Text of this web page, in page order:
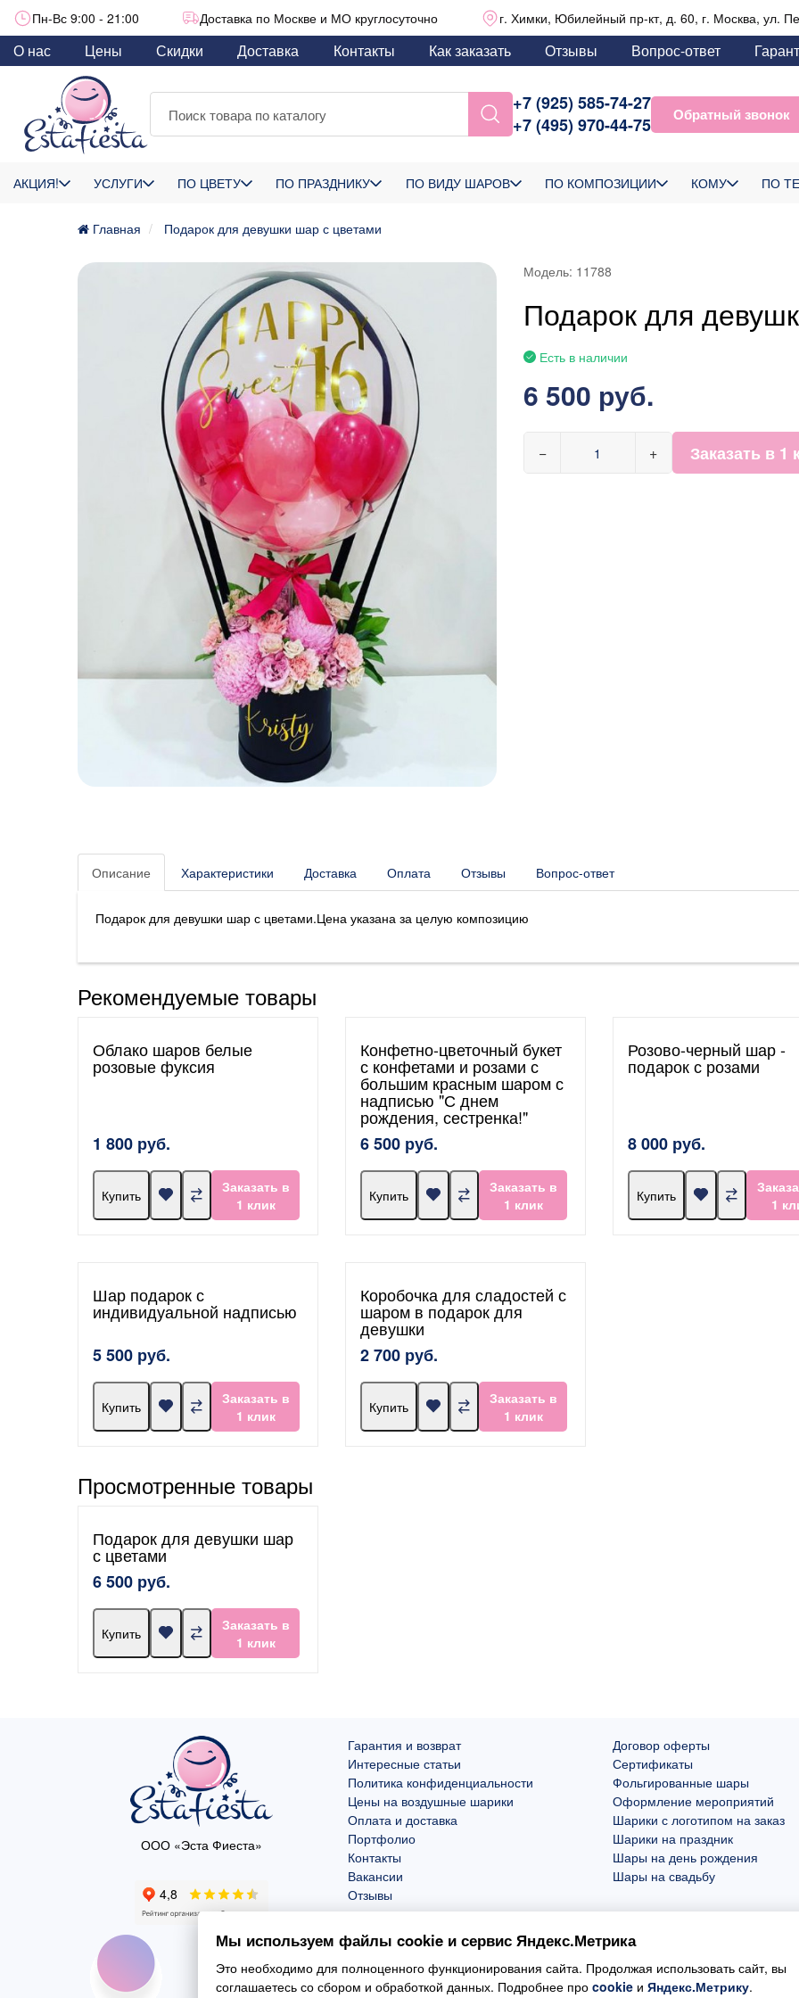
Пн-Вс 9:00 - 21:00 Доставка по Москве и МО круглосуточно г. Химки, Юбилейный пр-кт, д. 60, г. Москва, ул.
О нас Цены Скидки Доставка Контакты Как заказать Отзывы Вопрос-ответ
+7 (925) 585-74-27
+7 (495) 970-44-75
Обратный звонок
АКЦИЯ! УСЛУГИ ПО ЦВЕТУ ПО ПРАЗДНИКУ ПО ВИДУ ШАРОВ ПО КОМПОЗИЦИИ КОМУ ПО
Главная Подарок для девушки шар с цветами
Модель: 11788
Подарок для
Есть в наличии
6 500 руб.
− + Заказать в 1
Описание Характеристики Доставка Оплата Отзывы Вопрос-ответ
Подарок для девушки шар с цветами.Цена указана за целую композицию
Рекомендуемые товары
Облако шаров белые
розовые фуксия
1 800 руб.
Купить
Заказать в
1 клик
Конфетно-цветочный букет
с конфетами и розами с
большим красным шаром с
надписью "С днем
рождения, сестренка!"
6 500 руб.
Купить
Заказать в
1 клик
Розово-черный шар -
подарок с розами
8 000 руб.
Купить
1
Шар подарок с
индивидуальной надписью
5 500 руб.
Купить
Заказать в
1 клик
Коробочка для сладостей с
шаром в подарок для
девушки
2 700 руб.
Купить
Заказать в
1 клик
Просмотренные товары
Подарок для девушки шар
с цветами
6 500 руб.
Купить
Заказать в
1 клик
ООО «Эста Фиеста»
Гарантия и возврат
Интересные статьи
Политика конфиденциальности
Цены на воздушные шарики
Оплата и доставка
Портфолио
Контакты
Вакансии
Отзывы
Договор оферты
Сертификаты
Фольгированные шары
Оформление мероприятий
Шарики с логотипом на заказ
Шарики на праздник
Шары на день рождения
Шары на свадьбу
Мы используем файлы cookie и сервис Яндекс.Метрика
Это необходимо для полноценного функционирования сайта. Продолжая использовать сайт, вы
соглашаетесь со сбором и обработкой данных. Подробнее про cookie и Яндекс.Метрику.